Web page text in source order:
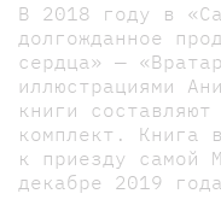
В 2018 году в
долгожданное
сердца» —
иллюстрациями
книги
комплект. Книга
к приезду самой
декабре 2019